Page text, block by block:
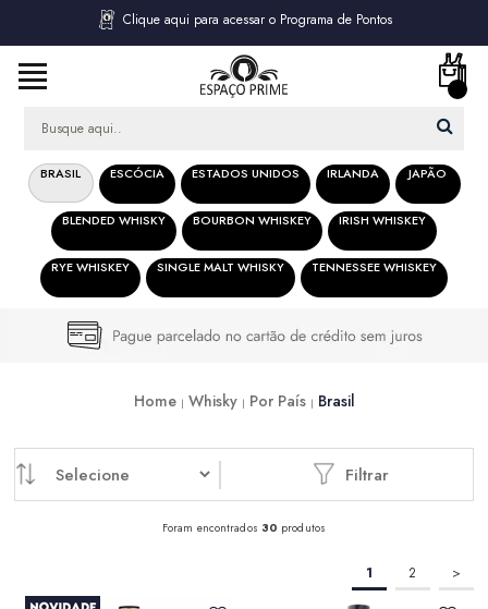
Clique aqui para acessar o Programa de Pontos
BRASIL ESCÓCIA ESTADOS UNIDOS IRLANDA JAPÃO
BLENDED WHISKY BOURBON WHISKEY IRISH WHISKEY
RYE WHISKEY SINGLE MALT WHISKY TENNESSEE WHISKEY
Home Whisky Por País Brasil
Filtrar
Foram encontrados 30 produtos
1 2 >